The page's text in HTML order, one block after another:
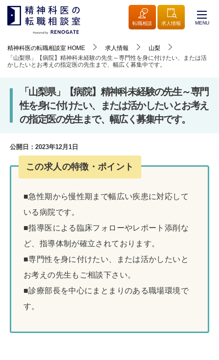
転職相談 求人情報 MENU
精神科医の転職相談室 HOME 求人情報
山梨
「山梨県」【病院】精神科未経験の先生～専門性を身に付けたい、または活
かしたいとお考えの指定医の先生まで、幅広く募集中です。
「山梨県」【病院】精神科未経験の先生～専門
性を身に付けたい、または活かしたいとお考え
の指定医の先生まで、幅広く募集中です。
公開日： 2023年12月1日
この求人の特徴・ポイント
■急性期から慢性期まで幅広い疾患に対応して
いる病院です。
■指導医による臨床フォローやレポート添削な
ど、指導体制が確立されております。
■専門性を身に付けたい、または活かしたいと
お考えの先生もご相談下さい。
■診療部長を中心にまとまりのある職場環境で
す。